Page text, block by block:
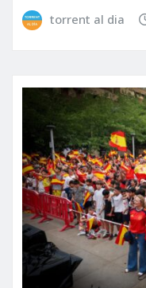
torrent al dia